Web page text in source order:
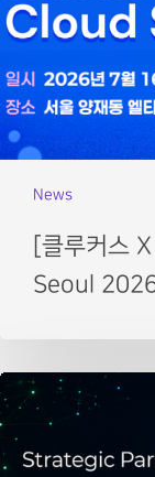
News
[클루커스
Seoul